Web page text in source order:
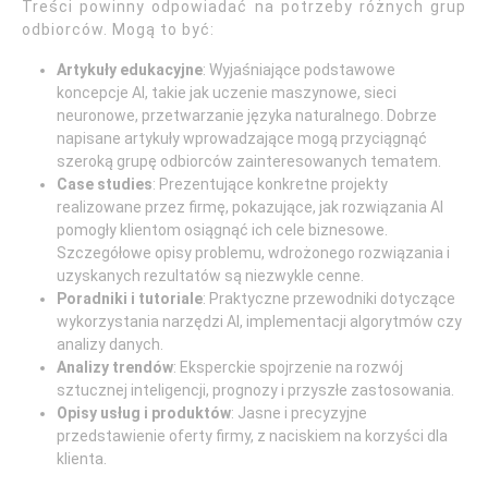
Treści powinny odpowiadać na potrzeby różnych grup
odbiorców. Mogą to być:
Artykuły edukacyjne: Wyjaśniające podstawowe
koncepcje AI, takie jak uczenie maszynowe, sieci
neuronowe, przetwarzanie języka naturalnego. Dobrze
napisane artykuły wprowadzające mogą przyciągnąć
szeroką grupę odbiorców zainteresowanych tematem.
Case studies: Prezentujące konkretne projekty
realizowane przez firmę, pokazujące, jak rozwiązania AI
pomogły klientom osiągnąć ich cele biznesowe.
Szczegółowe opisy problemu, wdrożonego rozwiązania i
uzyskanych rezultatów są niezwykle cenne.
Poradniki i tutoriale: Praktyczne przewodniki dotyczące
wykorzystania narzędzi AI, implementacji algorytmów czy
analizy danych.
Analizy trendów: Eksperckie spojrzenie na rozwój
sztucznej inteligencji, prognozy i przyszłe zastosowania.
Opisy usług i produktów: Jasne i precyzyjne
przedstawienie oferty firmy, z naciskiem na korzyści dla
klienta.